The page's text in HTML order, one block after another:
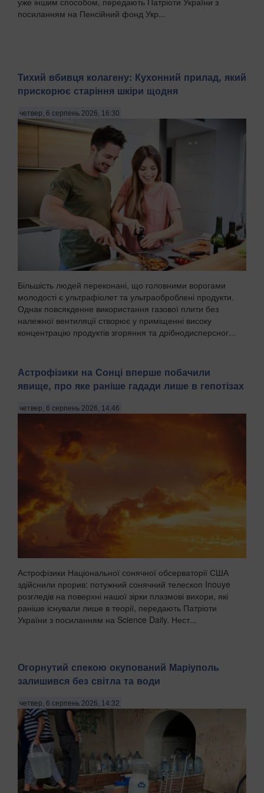
посиланням на Пенсійний фонд Укр...
Тихий вбивця колагену: Кухонний прилад, який
прискорює старіння шкіри щодня
четвер, 6 серпень 2026, 16:30
Більшість людей переконані, що головними ворогами
молодості є ультрафіолет та ультраоброблені продукти.
Однак повсякденне використання газової плити без
належної вентиляції створює у приміщенні високу
концентрацію продуктів згоряння та дрібнодисперсног...
Астрофізики на Сонці вперше побачили
явище, про яке раніше гадади лише в гепотізах
четвер, 6 серпень 2026, 14:46
Астрофізики Національної сонячної обсерваторії США
здійснили прорив: потужний сонячний телескоп Inouye
розгледів на поверхні нашої зірки плазмові вихори, які
раніше існували лише в теорії, передають Патріоти
України з посиланням на Science Daily. Нест...
Огорнутий спекою окупований Маріуполь
залишився без світла та води
четвер, 6 серпень 2026, 14:32